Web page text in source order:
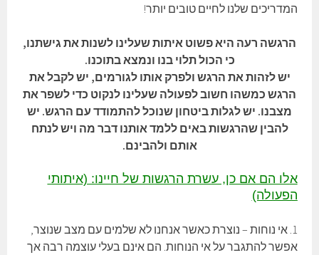
המדריכים שלנו לחיים טובים יותר!
הרגשה רעה היא פשוט איתות שעלינו לשנות את גישתנו,
כי הכול תלוי בנו ונמצא בתוכנו.
יש לזהות את הרגש ולפרק אותו לגורמים, יש לקבל את
הרגש כמשהו חשוב לפעולה שעלינו לנקוט כדי לשפר את
מצבנו. יש לגלות ביטחון שנוכל להתמודד עם הרגש. יש
להבין שהרגשות באים ללמד אותנו דבר מה ויש לנתח
אותם ולהבינם.
אלו הם אם כן, עשרת הרגשות של חיינו: (איתותי
הפעולה)
1. אי נוחות – נוצרת כאשר אנחנו לא שלמים עם מצב שנוצר,
אפשר להתגבר על אי הנוחות. הם אינם בעלי עוצמה רבה אך